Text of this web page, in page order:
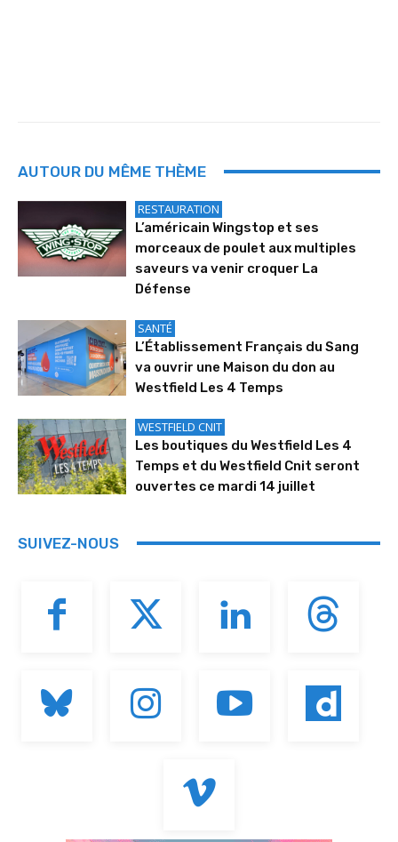
AUTOUR DU MÊME THÈME
RESTAURATION
L’américain Wingstop et ses
morceaux de poulet aux multiples
saveurs va venir croquer La
Défense
SANTÉ
L’Établissement Français du Sang
va ouvrir une Maison du don au
Westfield Les 4 Temps
WESTFIELD CNIT
Les boutiques du Westfield Les 4
Temps et du Westfield Cnit seront
ouvertes ce mardi 14 juillet
SUIVEZ-NOUS